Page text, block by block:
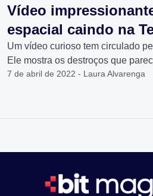
Vídeo
espacial caindo na
Um vídeo curioso tem circulado
Ele mostra os destroços que
7 de abril de 2022 - Laura Alvarenga